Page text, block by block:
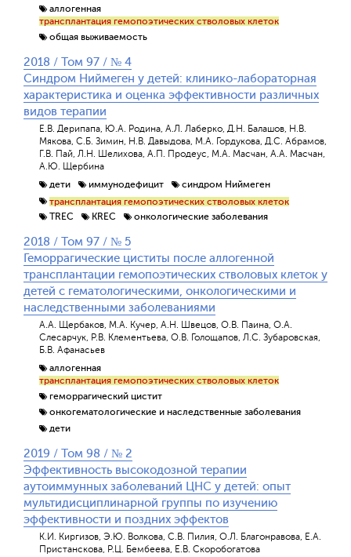
аллогенная
трансплантация гемопоэтических стволовых клеток
общая выживаемость
2018 / Том 97 / № 4
Синдром Ниймеген у детей: клинико-лабораторная
характеристика и оценка эффективности различных
видов терапии
Е.В. Дерипапа, Ю.А. Родина, А.Л. Лаберко, Д.Н. Балашов, Н.В.
Мякова, С.Б. Зимин, Н.В. Давыдова, М.А. Гордукова, Д.С. Абрамов,
Г.В. Пай, Л.Н. Шелихова, А.П. Продеус, М.А. Масчан, А.А. Масчан,
А.Ю. Щербина
дети
иммунодефицит
синдром Ниймеген
трансплантация гемопоэтических стволовых клеток
TREC
KREC онкологические заболевания
2018 / Том 97 / № 5
Геморрагические циститы после аллогенной
трансплантации гемопоэтических стволовых клеток у
детей с гематологическими, онкологическими и
наследственными заболеваниями
А.А. Щербаков, М.А. Кучер, А.Н. Швецов, О.В. Паина, О.А.
Слесарчук, Р.В. Клементьева, О.В. Голощапов, Л.С. Зубаровская,
Б.В. Афанасьев
аллогенная
трансплантация гемопоэтических стволовых клеток
геморрагический цистит
онкогематологические и наследственные заболевания
дети
2019 / Том 98 / № 2
Эффективность высокодозной терапии
аутоиммунных заболеваний ЦНС у детей: опыт
мультидисциплинарной группы по изучению
эффективности и поздних эффектов
К.И. Киргизов, Э.Ю. Волкова, С.В. Пилия, О.Л. Благонравова, Е.А.
Пристанскова, Р.Ц. Бембеева, Е.В. Скоробогатова